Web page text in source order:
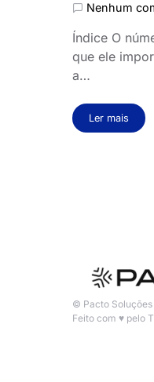
Nenhum
Índice O
que ele
a…
Ler mais
© Pacto
Feito com ♥ pelo